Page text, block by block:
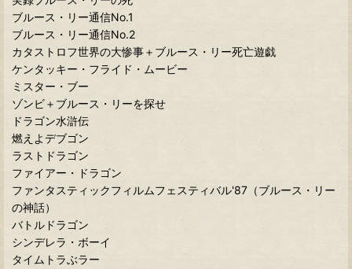
ブルース・リー通信No.1
ブルース・リー通信No.2
カタストロフ世界の大惨事＋ブルース・リー死亡遊戯
ケンタッキー・フライド・ムービー
ミスター・ブー
ゾンビ＋ブルース・リーを探せ
ドラゴン水滸伝
燃えよデブゴン
ラストドラゴン
ファイアー・ドラゴン
ファンタスティックフィルムフェスティバル'87（ブルース・リー
の神話）
バトルドラゴン
シンデレラ・ボーイ
タイムトラぶラー